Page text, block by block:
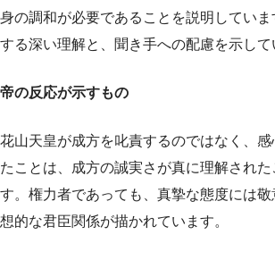
身の調和が必要であることを説明してい
する深い理解と、聞き手への配慮を示して
帝の反応が示すもの
花山天皇が成方を叱責するのではなく、
たことは、成方の誠実さが真に理解された
す。権力者であっても、真摯な態度には
想的な君臣関係が描かれています。